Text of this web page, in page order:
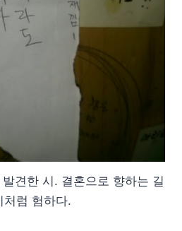
견한 시. 결혼으로 향하는 길
처럼 험하다.